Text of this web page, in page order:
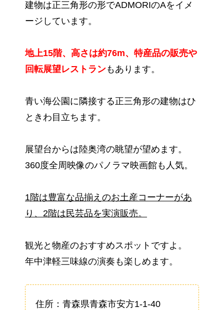
建物は正三角形の形でADMORIのAをイメ
ージしています。
地上15階、高さは約76m、特産品の販売や
回転展望レストランもあります。
青い海公園に隣接する正三角形の建物はひ
ときわ目立ちます。
展望台からは陸奥湾の眺望が望めます。
360度全周映像のパノラマ映画館も人気。
1階は豊富な品揃えのお土産コーナーがあ
り、2階は民芸品を実演販売。
観光と物産のおすすめスポットですよ。
年中津軽三味線の演奏も楽しめます。
住所：青森県青森市安方1-1-40